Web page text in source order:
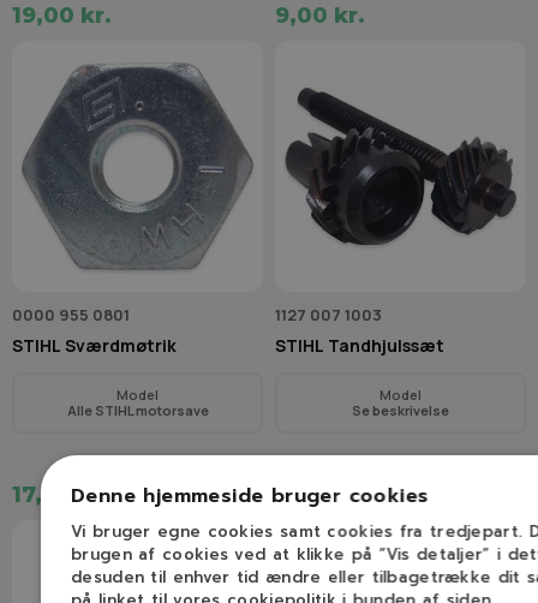
19,00 kr. 9,00 kr.
0000 955 0801
STIHL Sværdmøtrik
Model
Alle STIHL motorsave
17,50 kr.
1127 007 1003
STIHL Tandhjulssæt
Model
Se beskrivelse
110,00 kr.
Denne hjemmeside bruger cookies
Vi bruger egne cookies samt cookies fra tredjepart.
brugen af cookies ved at klikke på ”Vis detaljer” i
desuden til enhver tid ændre eller tilbagetrække dit